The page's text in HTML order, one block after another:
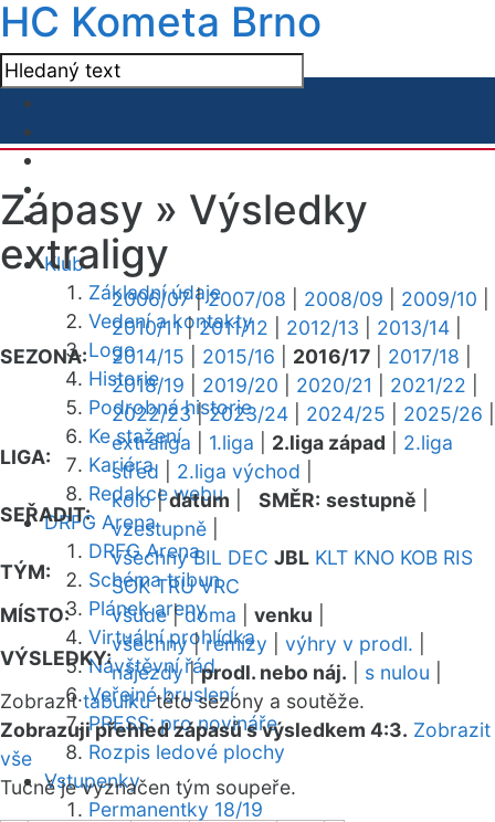
HC Kometa Brno
Klub
Základní údaje
Vedení a kontakty
Logo
Historie
Podrobná historie
Ke stažení
Kariéra
Redakce webu
DRFG Arena
DRFG Arena
Schéma tribun
Plánek areny
Virtuální prohlídka
Návštěvní řád
Veřejné bruslení
PRESS: pro novináře
Rozpis ledové plochy
Vstupenky
Permanentky 18/19
Zápasy » Výsledky
extraligy
SEZONA:
2006/07|2007/08 2008/09 2009/10
2010/11|2011/12 2012/13 2013/14
2014/15
2015/16 2016/17 2017/18
2018/19
2019/20 2020/21 2021/22
2022/23|2023/24 2024/25 2025/26
LIGA:
extraliga 1.liga 2.liga západ
2.liga
střed
2.liga východ
SEŘADIT:
kolo|datum SMĚR: sestupně
vzestupně
TÝM:
všechny BIL DEC JBL KLT KNO KOB RIS
SOK TRU VRC
MÍSTO:
všude|doma venku
VÝSLEDKY:
všechny|remízy výhry v prodl.
nájezdy|prodl. nebo náj. s nulou
Zobrazittabulkutéto sezóny a soutěže.
Zobrazuji přehled zápasů s výsledkem 4:3. Zobrazit
vše
Tučně je vyznačen tým soupeře.